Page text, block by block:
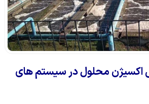
اکسیژن محلول در سیستم های